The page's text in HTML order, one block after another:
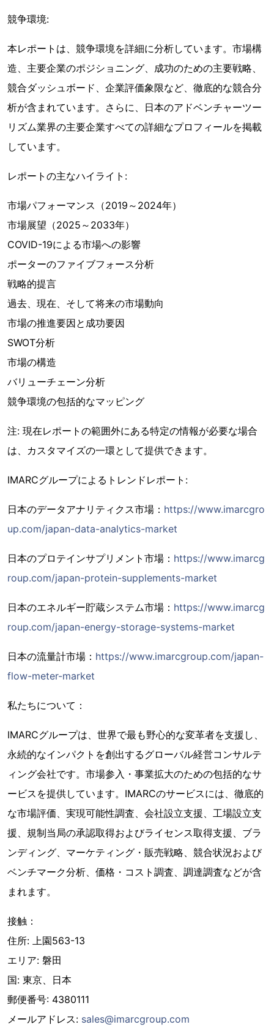
競争環境:
本レポートは、競争環境を詳細に分析しています。市場構
造、主要企業のポジショニング、成功のための主要戦略、
競合ダッシュボード、企業評価象限など、徹底的な競合分
析が含まれています。さらに、日本のアドベンチャーツー
リズム業界の主要企業すべての詳細なプロフィールを掲載
しています。
レポートの主なハイライト:
市場パフォーマンス（2019～2024年）
市場展望（2025～2033年）
COVID-19による市場への影響
ポーターのファイブフォース分析
戦略的提言
過去、現在、そして将来の市場動向
市場の推進要因と成功要因
SWOT分析
市場の構造
バリューチェーン分析
競争環境の包括的なマッピング
注: 現在レポートの範囲外にある特定の情報が必要な場合
は、カスタマイズの一環として提供できます。
IMARCグループによるトレンドレポート:
日本のデータアナリティクス市場： https://www.imarcgro
up.com/japan-data-analytics-market
日本のプロテインサプリメント市場： https://www.imarcg
roup.com/japan-protein-supplements-market
日本のエネルギー貯蔵システム市場： https://www.imarcg
roup.com/japan-energy-storage-systems-market
日本の流量計市場： https://www.imarcgroup.com/japan-
flow-meter-market
私たちについて：
IMARCグループは、世界で最も野心的な変革者を支援し、
永続的なインパクトを創出するグローバル経営コンサルテ
ィング会社です。市場参入・事業拡大のための包括的なサ
ービスを提供しています。IMARCのサービスには、徹底的
な市場評価、実現可能性調査、会社設立支援、工場設立支
援、規制当局の承認取得およびライセンス取得支援、ブラ
ンディング、マーケティング・販売戦略、競合状況および
ベンチマーク分析、価格・コスト調査、調達調査などが含
まれます。
接触：
住所: 上園563-13
エリア: 磐田
国: 東京、日本
郵便番号: 4380111
メールアドレス: sales@imarcgroup.com